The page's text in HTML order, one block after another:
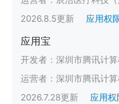
2026.8.5更新 应用权
应用宝
开发者： 深圳市腾讯计
运营者： 深圳市腾讯计
2026.7.28更新 应用权